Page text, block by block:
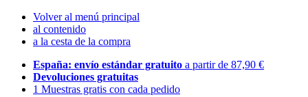
Volver al menú principal
al contenido
a la cesta de la compra
España: envío estándar gratuito a partir de 87,90 €
Devoluciones gratuitas
1 Muestras gratis con cada pedido